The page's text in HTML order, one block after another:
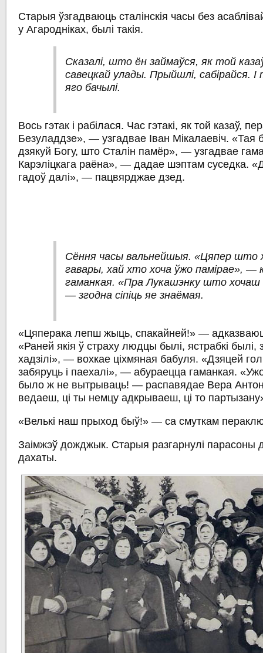
Старыя ўзгадваюць сталінскія часы без
у Агародніках, былі такія.
Сказалі, што ён займаўся, як той
савецкай улады. Прыйшлі, сабірайся.
яго бачылі.
Вось гэтак і рабілася. Час гэтакі, як той казаў,
Безуладдзе», — узгадвае Іван Мікалаевіч. «Тая
дзякуй Богу, што Сталін памёр», — узгадвае
Карэліцкага раёна», — дадае шэптам суседка.
гадоў далі», — пацвярджае дзед.
Сёння часы вальнейшыя. «Цяпер што
гавары, хай хто хоча ўжо памірае», —
гаманкая. «Пра Лукашэнку што хочаш
— згодна сіпіць яе знаёмая.
«Цяперака лепш жыць, спакайней!» —
«Раней якія ў страху людцы былі, ястрабкі былі,
хадзілі», — вохкае ціхмяная бабуля. «Дзяцей
забяруць і паехалі», — абураецца гаманкая.
было ж не вытрываць! — распавядае Вера
ведаеш, ці ты немцу адкрываеш, ці то
«Велькі наш прыход быў!» — са смуткам
Заімжэў дожджык. Старыя разгарнулі парасоны
дахаты.